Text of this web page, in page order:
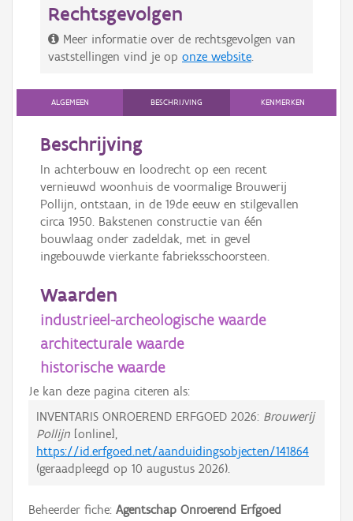
Rechtsgevolgen
Meer informatie over de rechtsgevolgen van
vaststellingen vind je op onze website
ALGEMEEN BESCHRIJVING KENMERKEN
Beschrijving
In achterbouw en loodrecht op een recent
vernieuwd woonhuis de voormalige Brouwerij
Pollijn, ontstaan, in de 19de eeuw en stilgevallen
circa 1950. Bakstenen constructie van één
bouwlaag onder zadeldak, met in gevel
ingebouwde vierkante fabrieksschoorsteen.
Waarden
industrieel-archeologische waarde
architecturale waarde
historische waarde
Je kan deze pagina citeren als:
INVENTARIS ONROEREND ERFGOED 2026: Brouwerij
Pollijn [online],
https://id.erfgoed.net/aanduidingsobjecten/141864
(geraadpleegd op 10 augustus 2026).
Beheerder fiche: Agentschap Onroerend Erfgoed